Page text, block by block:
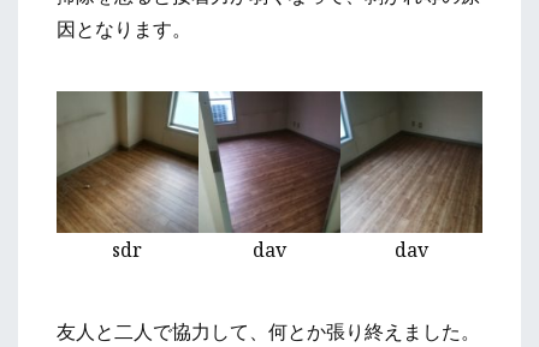
因となります。
sdr dav dav
友人と二人で協力して、何とか張り終えました。